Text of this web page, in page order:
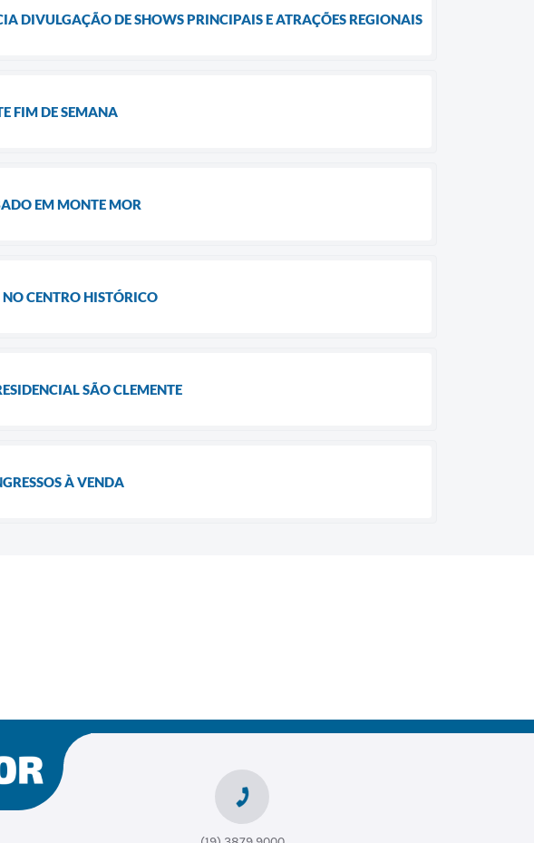
DIVULGAÇÃO DE SHOWS PRINCIPAIS E ATRAÇÕES REGIONAIS
FIM DE SEMANA
EM MONTE MOR
CENTRO HISTÓRICO
SÃO CLEMENTE
À VENDA